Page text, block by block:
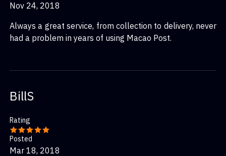
Nov 24, 2018
Always a great service, from collection to delivery, never
had a problem in years of using Macao Post.
BillS
Rating
Posted
Mar 18, 2018